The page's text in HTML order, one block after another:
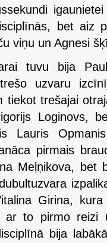
bet aiz
viņu un Agnesi
tuvu bija
uzvaru
tiekot trešajai
Loginovs,
Lauris
pirmais
Meļņikova, bet
Girina,
ar to pirmo reizi
bija